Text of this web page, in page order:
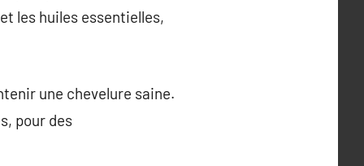
les huiles essentielles,
une chevelure saine.
pour des